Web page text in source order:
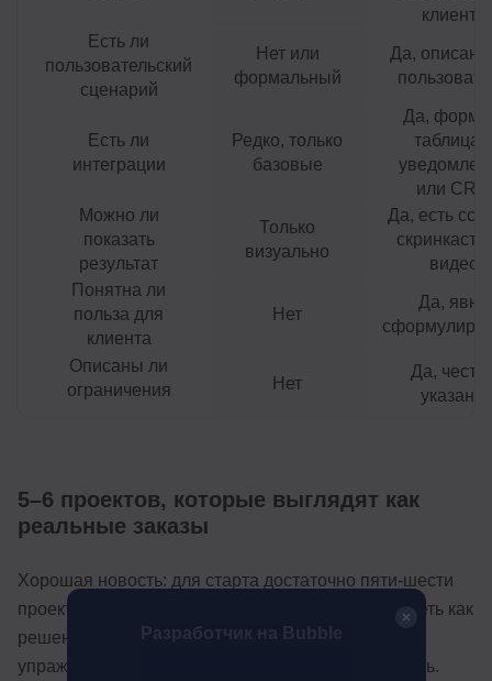
клиента
Есть ли
пользовательский
сценарий
Нет или
формальный
Да, описан
Есть ли
интеграции
Редко, только
базовые
Да, форма
таблица
или CRM
Можно ли
показать
результат
Только
визуально
Да, есть
скринкаст
видео
Понятна ли
польза для
клиента
Нет
Да, явно
Описаны ли
ограничения
Нет
Да,
указаны
5–6 проектов, которые выглядят как
реальные заказы
Хорошая новость: для старта достаточно пяти-шести
проектов. Плохая: каждый из них должен выглядеть как
решение реальной задачи, а не как учебное
упражнение. Вот варианты, которые стоит собрать.
Разработчик на Bubble